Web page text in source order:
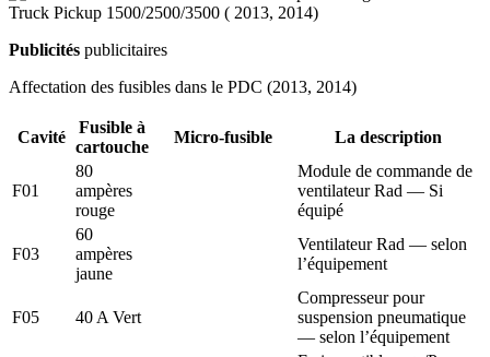
Publicités publicitaires
Affectation des fusibles dans le PDC (2013, 2014)
Cavité
Fusible à
cartouche
Micro-fusible La description
F01
80
ampères
rouge
Module de commande de
ventilateur Rad — Si
équipé
F03
60
ampères
jaune
Ventilateur Rad — selon
l’équipement
F05 40 A Vert
Compresseur pour
suspension pneumatique
— selon l’équipement